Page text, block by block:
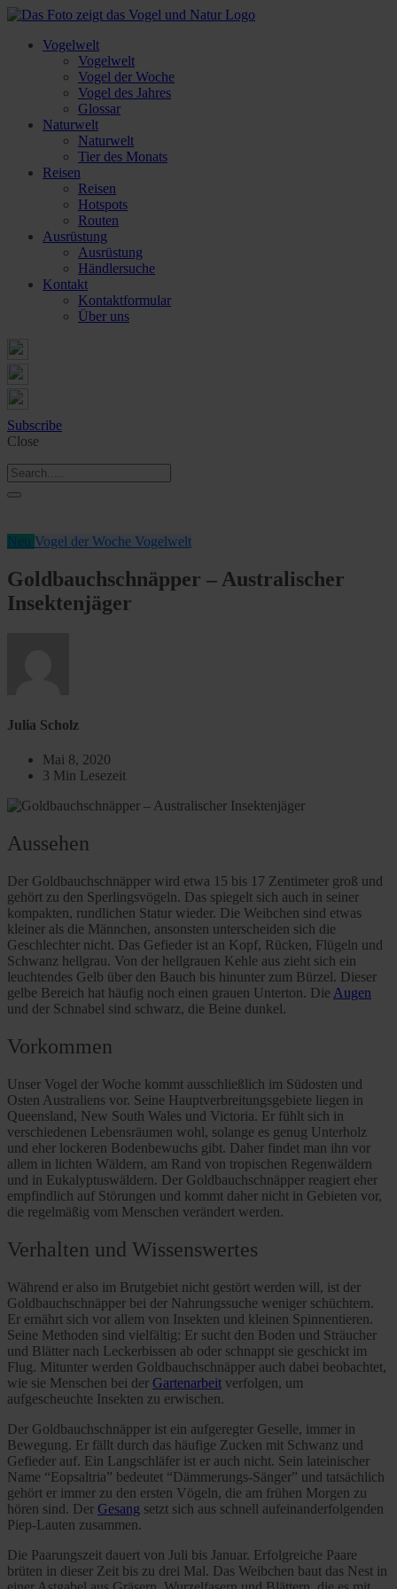
Vogelwelt
Vogelwelt
Vogel der Woche
Vogel des Jahres
Glossar
Naturwelt
Naturwelt
Tier des Monats
Reisen
Reisen
Hotspots
Routen
Ausrüstung
Ausrüstung
Händlersuche
Kontakt
Kontaktformular
Über uns
Subscribe
Close
Vogel der Woche Vogelwelt
Goldbauchschnäpper – Australischer
Insektenjäger
Julia Scholz
Mai 8, 2020
3 Min Lesezeit
Aussehen
Der Goldbauchschnäpper wird etwa 15 bis 17 Zentimeter groß und
gehört zu den Sperlingsvögeln. Das spiegelt sich auch in seiner
kompakten, rundlichen Statur wieder. Die Weibchen sind etwas
kleiner als die Männchen, ansonsten unterscheiden sich die
Geschlechter nicht. Das Gefieder ist an Kopf, Rücken, Flügeln und
Schwanz hellgrau. Von der hellgrauen Kehle aus zieht sich ein
leuchtendes Gelb über den Bauch bis hinunter zum Bürzel. Dieser
gelbe Bereich hat häufig noch einen grauen Unterton. Die Augen
und der Schnabel sind schwarz, die Beine dunkel.
Vorkommen
Unser Vogel der Woche kommt ausschließlich im Südosten und
Osten Australiens vor. Seine Hauptverbreitungsgebiete liegen in
Queensland, New South Wales und Victoria. Er fühlt sich in
verschiedenen Lebensräumen wohl, solange es genug Unterholz
und eher lockeren Bodenbewuchs gibt. Daher findet man ihn vor
allem in lichten Wäldern, am Rand von tropischen Regenwäldern
und in Eukalyptuswäldern. Der Goldbauchschnäpper reagiert eher
empfindlich auf Störungen und kommt daher nicht in Gebieten vor,
die regelmäßig vom Menschen verändert werden.
Verhalten und Wissenswertes
Während er also im Brutgebiet nicht gestört werden will, ist der
Goldbauchschnäpper bei der Nahrungssuche weniger schüchtern.
Er ernährt sich vor allem von Insekten und kleinen Spinnentieren.
Seine Methoden sind vielfältig: Er sucht den Boden und Sträucher
und Blätter nach Leckerbissen ab oder schnappt sie geschickt im
Flug. Mitunter werden Goldbauchschnäpper auch dabei beobachtet,
wie sie Menschen bei der Gartenarbeit verfolgen, um
aufgescheuchte Insekten zu erwischen.
Der Goldbauchschnäpper ist ein aufgeregter Geselle, immer in
Bewegung. Er fällt durch das häufige Zucken mit Schwanz und
Gefieder auf. Ein Langschläfer ist er auch nicht. Sein lateinischer
Name “Eopsaltria” bedeutet “Dämmerungs-Sänger” und tatsächlich
gehört er immer zu den ersten Vögeln, die am frühen Morgen zu
hören sind. Der Gesang setzt sich aus schnell aufeinanderfolgenden
Piep-Lauten zusammen.
Die Paarungszeit dauert von Juli bis Januar. Erfolgreiche Paare
brüten in dieser Zeit bis zu drei Mal. Das Weibchen baut das Nest in